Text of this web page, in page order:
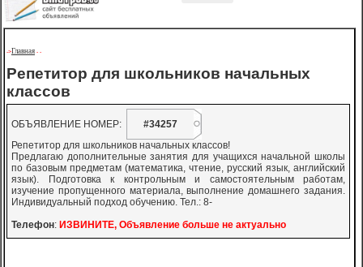
->Главная - -
Репетитор для школьников начальных
классов
ОБЪЯВЛЕНИЕ НОМЕР:
#34257
Репетитор для школьников начальных классов!
Предлагаю дополнительные занятия для учащихся начальной школы
по базовым предметам (математика, чтение, русский язык, английский
язык). Подготовка к контрольным и самостоятельным работам,
изучение пропущенного материала, выполнение домашнего задания.
Индивидуальный подход обучению. Тел.: 8-
Телефон: ИЗВИНИТЕ, Объявление больше не актуально